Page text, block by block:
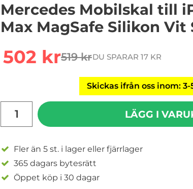
Mercedes Mobilskal till
Max MagSafe Silikon Vit
rea pris
502 krtidigare pris
519 krDU SPARAR 17 KR
Skickas ifrån oss inom: 3-
LÄGG I
Fler än 5 st. i lager eller fjärrlager
365 dagars bytesrätt
Öppet köp i 30 dagar